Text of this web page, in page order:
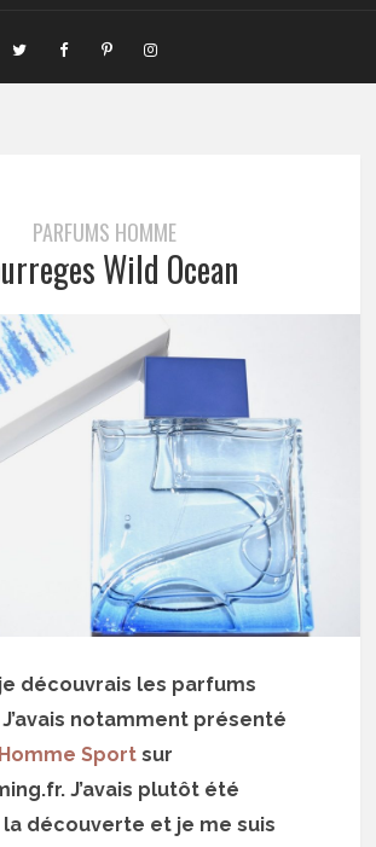
PARFUMS HOMME
Wild Ocean
je découvrais les parfums
notamment présenté
Sport sur
J’avais plutôt été
découverte et je me suis